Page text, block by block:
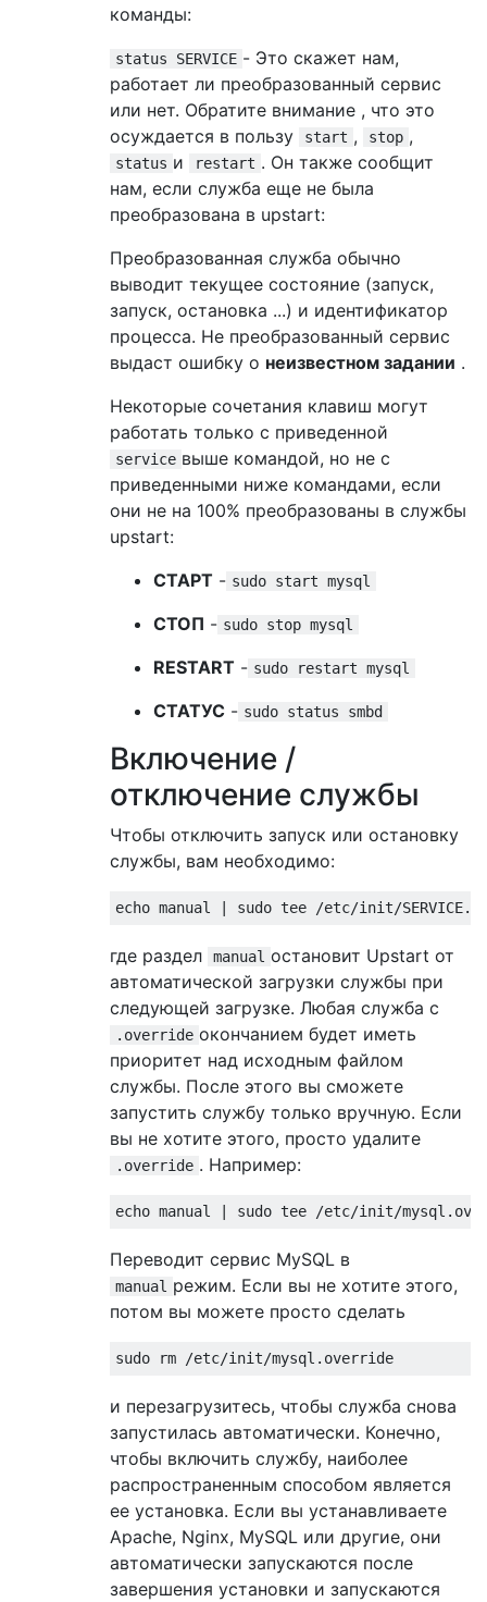
команды:
status SERVICE - Это скажет нам,
работает ли преобразованный сервис
или нет. Обратите внимание , что это
осуждается в пользу
start , stop ,
status и restart . Он также сообщит
нам, если служба еще не была
преобразована в upstart:
Преобразованная служба обычно
выводит текущее состояние (запуск,
запуск, остановка ...) и идентификатор
процесса. Не преобразованный сервис
выдаст ошибку о неизвестном задании .
Некоторые сочетания клавиш могут
работать только с приведенной
service выше командой, но не с
приведенными ниже командами, если
они не на 100% преобразованы в службы
upstart:
СТАРТ - sudo start mysql
СТОП - sudo stop mysql
RESTART - sudo restart mysql
СТАТУС - sudo status smbd
Включение /
отключение службы
Чтобы отключить запуск или остановку
службы, вам необходимо:
где раздел manual остановит Upstart от
автоматической загрузки службы при
следующей загрузке. Любая служба с
.override окончанием будет иметь
приоритет над исходным файлом
службы. После этого вы сможете
запустить службу только вручную. Если
вы не хотите этого, просто удалите
.override . Например:
Переводит сервис MySQL в
manual режим. Если вы не хотите этого,
потом вы можете просто сделать
и перезагрузитесь, чтобы служба снова
запустилась автоматически. Конечно,
чтобы включить службу, наиболее
распространенным способом является
ее установка. Если вы устанавливаете
Apache, Nginx, MySQL или другие, они
автоматически запускаются после
завершения установки и запускаются